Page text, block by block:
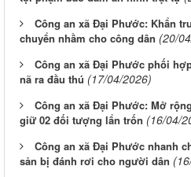
Công an xã Đại Phước: Khẩn
chuyển nhầm cho công dân (20/
Công an xã Đại Phước phối
nã ra đầu thú (17/04/2026)
Công an xã Đại Phước: Mở
giữ 02 đối tượng lẩn trốn (16/04/
Công an xã Đại Phước nhanh
sản bị đánh rơi cho người dân